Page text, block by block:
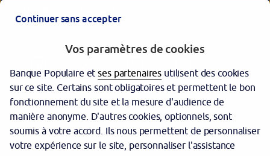
Garantie des dépôts
Protection des données personnelles
Continuer sans accepter
Vos paramètres de cookies
Banque Populaire etses partenaires utilisent des cookies
sur ce site. Certains sont obligatoires et permettent le bon
fonctionnement du site et la mesure d'audience de
manière anonyme. D'autres cookies, optionnels, sont
soumis à votre accord. Ils nous permettent de personnaliser
votre expérience sur le site, personnaliser l'assistance